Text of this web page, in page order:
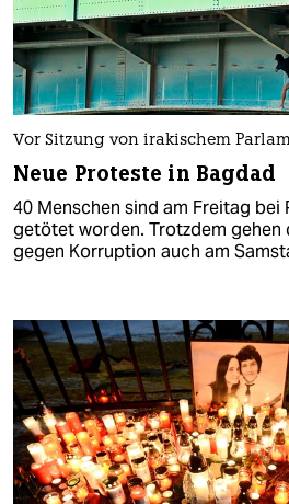
Vor Sitzung von irakischem
Neue Proteste in Bagdad
40 Menschen sind am Freitag bei
getötet worden. Trotzdem gehen
gegen Korruption auch am